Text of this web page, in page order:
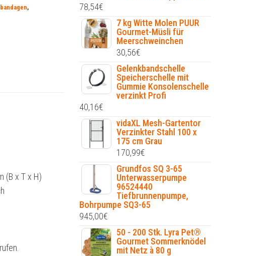
,
(B x T x H)
78,54€
7 kg Witte Molen PUUR
Gourmet-Müsli für
Meerschweinchen
30,56€
Gelenkbandschelle
Speicherschelle mit
Gummie Konsolenschelle
verzinkt Profi
40,16€
vidaXL Mesh-Gartentor
Verzinkter Stahl 100 x
175 cm Grau
170,99€
Grundfos SQ 3-65
Unterwasserpumpe
96524440
Tiefbrunnenpumpe,
Bohrpumpe SQ3-65
945,00€
50 - 200 Stk. Lyra Pet®
Gourmet Sommerknödel
mit Netz à 80 g